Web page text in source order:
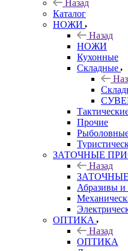
Назад
Каталог
НОЖИ
Назад
НОЖИ
Кухонные
Складные
Прочие
ЗАТОЧНЫЕ
Назад
Абразивы и
ОПТИКА
Назад
ОПТИКА